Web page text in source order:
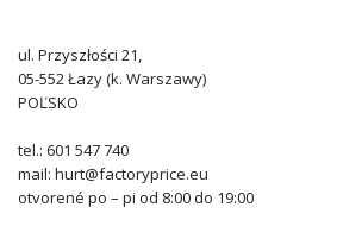
ul. Przyszłości 21,
05-552 Łazy (k. Warszawy)
POĽSKO
tel.: 601 547 740
mail: hurt@factoryprice.eu
otvorené po – pi od 8:00 do 19:00